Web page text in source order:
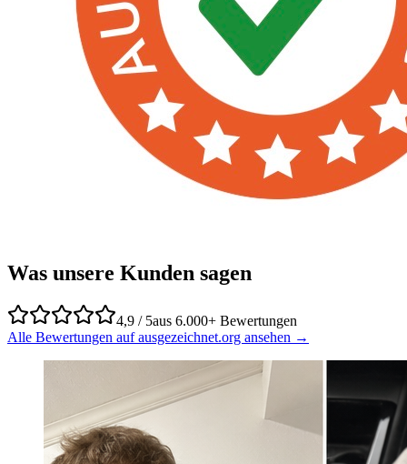
Was unsere Kunden sagen
4,9 / 5aus 6.000+ Bewertungen
Alle Bewertungen auf ausgezeichnet.org ansehen →